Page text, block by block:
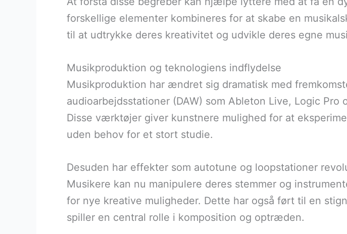
forskellige elementer kombineres for at skabe en
til at udtrykke deres kreativitet og udvikle deres egne
Musikproduktion og teknologiens indflydelse
Musikproduktion har ændret sig dramatisk med
audioarbejdsstationer (DAW) som Ableton Live, Logic
Disse værktøjer giver kunstnere mulighed for at
uden behov for et stort studie.
Desuden har effekter som autotune og loopstationer
Musikere kan nu manipulere deres stemmer og
for nye kreative muligheder. Dette har også ført til en
spiller en central rolle i komposition og optræden.